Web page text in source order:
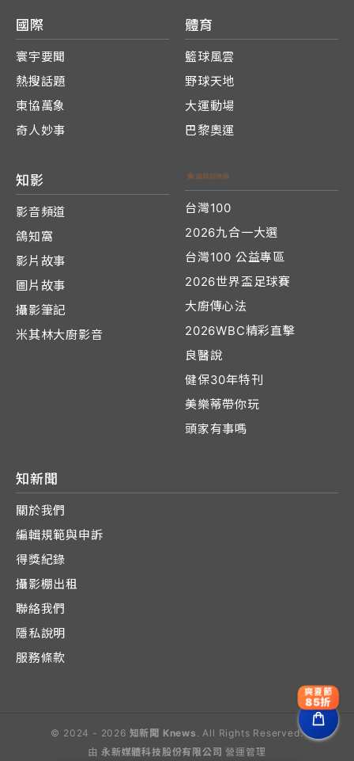
國際
寰宇要聞
熱搜話題
東協萬象
奇人妙事
體育
籃球風雲
野球天地
大運動場
巴黎奧運
知影
影音頻道
鴿知窩
影片故事
圖片故事
攝影筆記
米其林大廚影音
台灣100
2026九合一大選
台灣100 公益專區
2026世界盃足球賽
大廚傳心法
2026WBC精彩直擊
良醫說
健保30年特刊
美樂蒂帶你玩
頭家有事嗎
知新聞
關於我們
編輯規範與申訴
得獎紀錄
攝影棚出租
聯絡我們
隱私說明
服務條款
© 2024 - 2026 知新聞 Knews . All Rights Reserved.
由 永新媒體科技股份有限公司 營運管理
爽夏節
85折